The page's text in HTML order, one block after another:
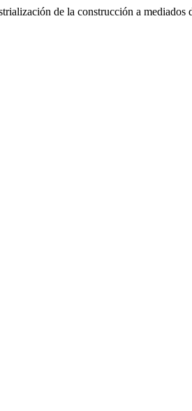
de la construcción a